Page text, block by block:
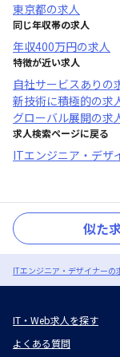
東京都の求人
同じ年収帯の求人
年収400万円の求人
特徴が近い求人
自社サービスあり の
新技術に積極的の求
グローバル展開の求
求人検索ページに戻る
ITエンジニア・デザ
似た
ITエンジニア・デザイナーの
IT・Web求人を探す
よくある質問